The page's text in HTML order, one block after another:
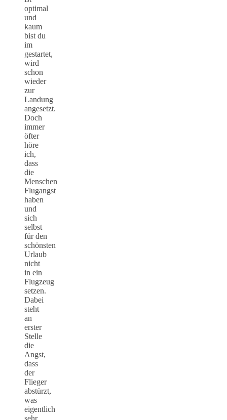
optimal
und
kaum
bist du
im
gestartet,
wird
schon
wieder
zur
Landung
angesetzt.
Doch
immer
öfter
höre
ich,
dass
die
Menschen
Flugangst
haben
und
sich
selbst
für den
schönsten
Urlaub
nicht
in ein
Flugzeug
setzen.
Dabei
steht
an
erster
Stelle
die
Angst,
dass
der
Flieger
abstürzt,
was
eigentlich
sehr